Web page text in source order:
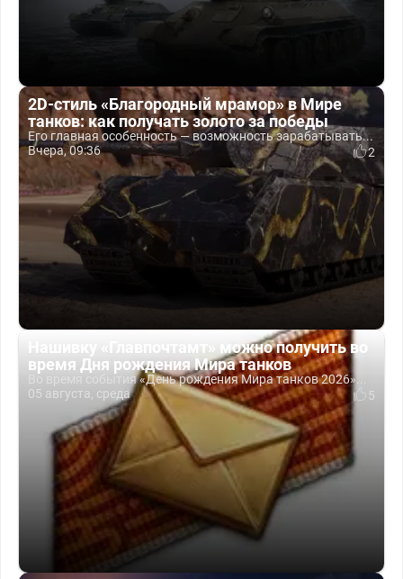
2D-стиль «Благородный мрамор» в Мире
танков: как получать золото за победы
Его главная особенность — возможность зарабатывать...
Вчера, 09:36
2
Нашивку «Главпочтамт» можно получить во
время Дня рождения Мира танков
Во время события «День рождения Мира танков 2026»...
05 августа, среда
5